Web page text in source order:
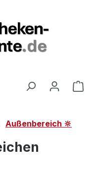
Außenbereich 🔆